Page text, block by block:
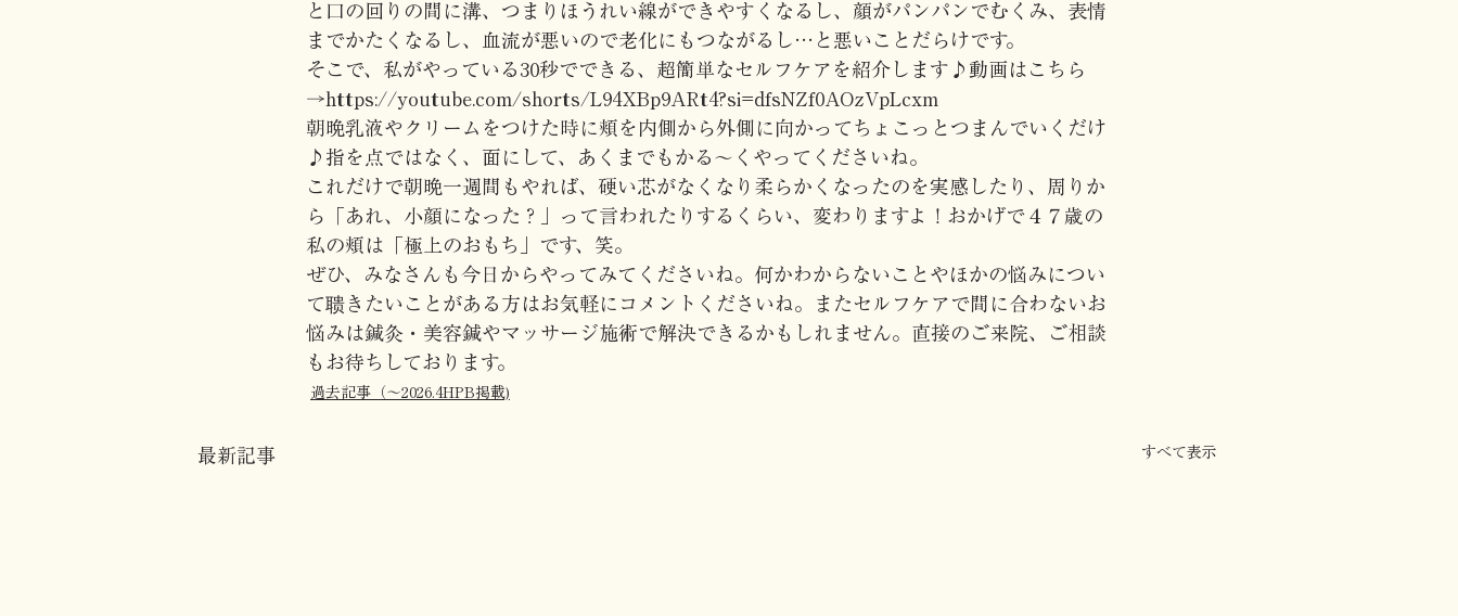
と口の回りの間に溝、つまりほうれい線ができやすくなるし、顔がパンパンでむくみ、表情
までかたくなるし、血流が悪いので老化にもつながるし…と悪いことだらけです。
そこで、私がやっている30秒でできる、超簡単なセルフケアを紹介します♪動画はこちら
→https://youtube.com/shorts/L94XBp9ARt4?si=dfsNZf0AOzVpLcxm
朝晩乳液やクリームをつけた時に頬を内側から外側に向かってちょこっとつまんでいくだけ
♪指を点ではなく、面にして、あくまでもかる～くやってくださいね。
これだけで朝晩一週間もやれば、硬い芯がなくなり柔らかくなったのを実感したり、周りか
ら「あれ、小顔になった？」って言われたりするくらい、変わりますよ！おかげで４７歳の
私の頬は「極上のおもち」です、笑。
ぜひ、みなさんも今日からやってみてくださいね。何かわからないことやほかの悩みについ
て聩きたいことがある方はお気軽にコメントくださいね。またセルフケアで間に合わないお
悩みは鍼灸・美容鍼やマッサージ施術で解決できるかもしれません。直接のご来院、ご相談
もお待ちしております。
過去記事（〜2026.4HPB掲載)
最新記事 すべて表示